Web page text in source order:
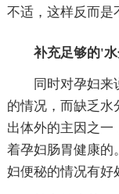
不适，这样反而是
补充足够的'
同时对孕妇来
的情况，而缺乏水
出体外的主因之一
着孕妇肠胃健康的
妇便秘的情况有好